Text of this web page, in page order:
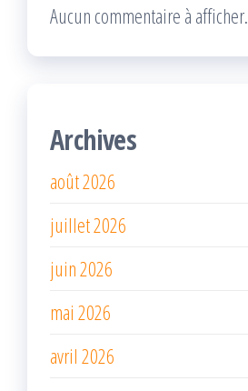
Aucun commentaire à afficher.
Archives
août 2026
juillet 2026
juin 2026
mai 2026
avril 2026